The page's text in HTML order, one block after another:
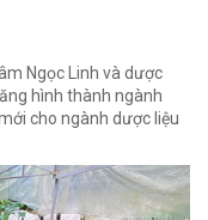
Ngọc Linh và dược
hình thành ngành
cho ngành dược liệu